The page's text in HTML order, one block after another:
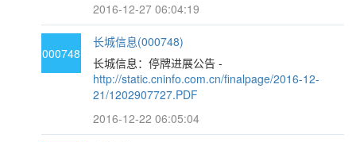
2016-12-27 06:04:19
000748
长城信息(000748)
长城信息：停牌进展公告 -
http://static.cninfo.com.cn/finalpage/2016-12-
21/1202907727.PDF
2016-12-22 06:05:04